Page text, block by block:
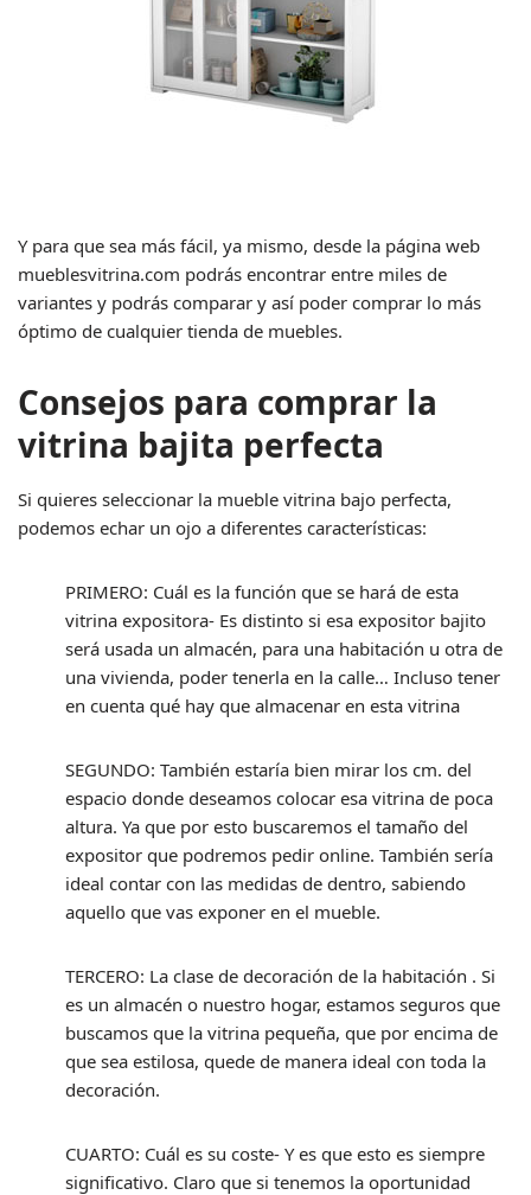
Y para que sea más fácil, ya mismo, desde la página web
mueblesvitrina.com podrás encontrar entre miles de
variantes y podrás comparar y así poder comprar lo más
óptimo de cualquier tienda de muebles.
Consejos para comprar la
vitrina bajita perfecta
Si quieres seleccionar la mueble vitrina bajo perfecta,
podemos echar un ojo a diferentes características:
PRIMERO: Cuál es la función que se hará de esta
vitrina expositora- Es distinto si esa expositor bajito
será usada un almacén, para una habitación u otra de
una vivienda, poder tenerla en la calle… Incluso tener
en cuenta qué hay que almacenar en esta vitrina
SEGUNDO: También estaría bien mirar los cm. del
espacio donde deseamos colocar esa vitrina de poca
altura. Ya que por esto buscaremos el tamaño del
expositor que podremos pedir online. También sería
ideal contar con las medidas de dentro, sabiendo
aquello que vas exponer en el mueble.
TERCERO: La clase de decoración de la habitación . Si
es un almacén o nuestro hogar, estamos seguros que
buscamos que la vitrina pequeña, que por encima de
que sea estilosa, quede de manera ideal con toda la
decoración.
CUARTO: Cuál es su coste- Y es que esto es siempre
significativo. Claro que si tenemos la oportunidad